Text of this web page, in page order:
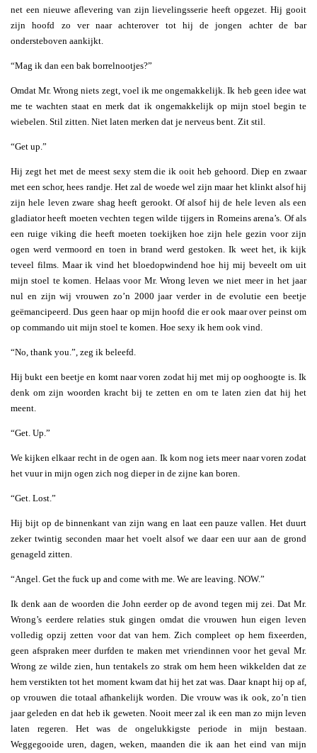
net een nieuwe aflevering van zijn lievelingsserie heeft opgezet. Hij gooit
zijn hoofd zo ver naar achterover tot hij de jongen achter de bar
ondersteboven aankijkt.
“Mag ik dan een bak borrelnootjes?”
Omdat Mr. Wrong niets zegt, voel ik me ongemakkelijk. Ik heb geen idee wat
me te wachten staat en merk dat ik ongemakkelijk op mijn stoel begin te
wiebelen. Stil zitten. Niet laten merken dat je nerveus bent. Zit stil.
“Get up.”
Hij zegt het met de meest sexy stem die ik ooit heb gehoord. Diep en zwaar
met een schor, hees randje. Het zal de woede wel zijn maar het klinkt alsof hij
zijn hele leven zware shag heeft gerookt. Of alsof hij de hele leven als een
gladiator heeft moeten vechten tegen wilde tijgers in Romeins arena’s. Of als
een ruige viking die heeft moeten toekijken hoe zijn hele gezin voor zijn
ogen werd vermoord en toen in brand werd gestoken. Ik weet het, ik kijk
teveel films. Maar ik vind het bloedopwindend hoe hij mij beveelt om uit
mijn stoel te komen. Helaas voor Mr. Wrong leven we niet meer in het jaar
nul en zijn wij vrouwen zo’n 2000 jaar verder in de evolutie een beetje
geëmancipeerd. Dus geen haar op mijn hoofd die er ook maar over peinst om
op commando uit mijn stoel te komen. Hoe sexy ik hem ook vind.
“No, thank you.”, zeg ik beleefd.
Hij bukt een beetje en komt naar voren zodat hij met mij op ooghoogte is. Ik
denk om zijn woorden kracht bij te zetten en om te laten zien dat hij het
meent.
“Get. Up.”
We kijken elkaar recht in de ogen aan. Ik kom nog iets meer naar voren zodat
het vuur in mijn ogen zich nog dieper in de zijne kan boren.
“Get. Lost.”
Hij bijt op de binnenkant van zijn wang en laat een pauze vallen. Het duurt
zeker twintig seconden maar het voelt alsof we daar een uur aan de grond
genageld zitten.
“Angel. Get the fuck up and come with me. We are leaving. NOW.”
Ik denk aan de woorden die John eerder op de avond tegen mij zei. Dat Mr.
Wrong’s eerdere relaties stuk gingen omdat die vrouwen hun eigen leven
volledig opzij zetten voor dat van hem. Zich compleet op hem fixeerden,
geen afspraken meer durfden te maken met vriendinnen voor het geval Mr.
Wrong ze wilde zien, hun tentakels zo strak om hem heen wikkelden dat ze
hem verstikten tot het moment kwam dat hij het zat was. Daar knapt hij op af,
op vrouwen die totaal afhankelijk worden. Die vrouw was ik ook, zo’n tien
jaar geleden en dat heb ik geweten. Nooit meer zal ik een man zo mijn leven
laten regeren. Het was de ongelukkigste periode in mijn bestaan.
Weggegooide uren, dagen, weken, maanden die ik aan het eind van mijn